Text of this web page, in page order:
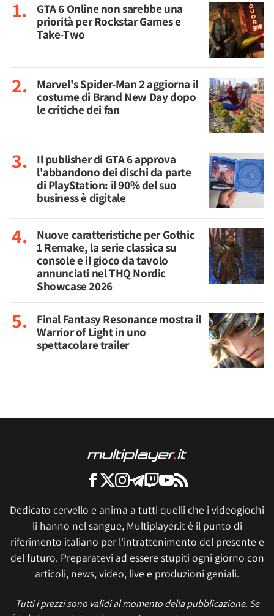
GTA 6 Online non sarebbe una
priorità per Rockstar Games e
Take-Two
Marvel's Spider-Man 2 aggiorna il
costume di Brand New Day dopo
le critiche dei fan
Il publisher di GTA 6 approva
l'abbandono dei dischi da parte
di PlayStation: il 90% del suo
business è digitale
Nuove caratteristiche per Gothic
1 Remake, la serie classica su
console e il gioco da tavolo
annunciati nel THQ Nordic
Showcase 2026
Final Fantasy Resonance mostra il
Warrior of Light in uno
spettacolare trailer
Dedicato cervello e anima a tutti quelli che i videogiochi
li hanno nel sangue, Multiplayer.it è il punto di
riferimento italiano per l'intrattenimento del presente e
del futuro. Preparatevi ad essere stupiti ogni giorno con
articoli, news, video, live e produzioni geniali.
Tutti i prezzi sono validi al momento della pubblicazione. Se